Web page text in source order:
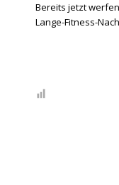
Bereits jetzt
Lange-Fitness-